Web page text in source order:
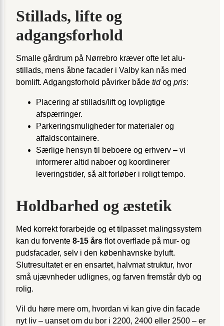
Stillads, lifte og
adgangsforhold
Smalle gårdrum på Nørrebro kræver ofte let alu-
stillads, mens åbne facader i Valby kan nås med
bomlift. Adgangsforhold påvirker både tidog pris:
Placering af stillads/lift og lovpligtige
afspærringer.
Parkeringsmuligheder for materialer og
affaldscontainere.
Særlige hensyn til beboere og erhverv – vi
informerer altid naboer og koordinerer
leveringstider, så alt forløber i roligt tempo.
Holdbarhed og æstetik
Med korrekt forarbejde og et tilpasset malingssystem
kan du forvente 8-15 års flot overflade på mur- og
pudsfacader, selv i den københavnske byluft.
Slutresultatet er en ensartet, halvmat struktur, hvor
små ujævnheder udlignes, og farven fremstår dyb og
rolig.
Vil du høre mere om, hvordan vi kan give din facade
nyt liv – uanset om du bor i 2200, 2400 eller 2500 – er